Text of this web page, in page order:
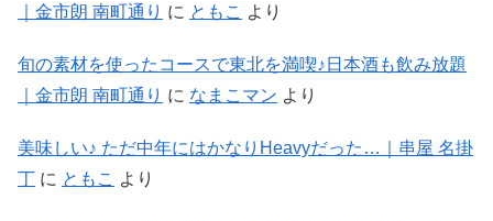
｜金市朗 南町通り に ともこ より
旬の素材を使ったコースで東北を満喫♪日本酒も飲み放題
｜金市朗 南町通り に なまこマン より
美味しい♪ ただ中年にはかなりHeavyだった…｜串屋 名掛
丁 に ともこ より